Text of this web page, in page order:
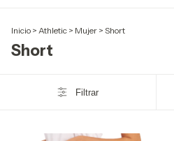
Inicio > Athletic > Mujer > Short
Short
Filtrar